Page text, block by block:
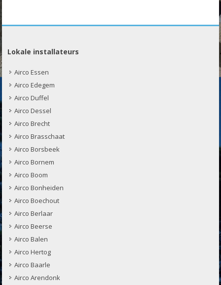
Lokale installateurs
Airco Essen
Airco Edegem
Airco Duffel
Airco Dessel
Airco Brecht
Airco Brasschaat
Airco Borsbeek
Airco Bornem
Airco Boom
Airco Bonheiden
Airco Boechout
Airco Berlaar
Airco Beerse
Airco Balen
Airco Hertog
Airco Baarle
Airco Arendonk